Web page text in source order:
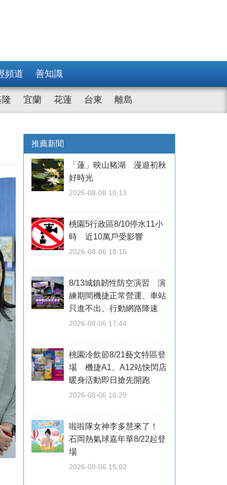
頻道 善知識
隆 宜蘭 花蓮 台東 離島
推薦新聞
「蓮」映山豬湖 漫遊初秋
好時光
2026-08-08 10:13
桃園5行政區8/10停水11小
時 近10萬戶受影響
2026-08-06 18:15
8/13城鎮韌性防空演習 演
練期間機捷正常營運、車站
只進不出、行動網路降速
2026-08-06 17:44
桃園冷飲節8/21藝文特區登
場 機捷A1、A12站快閃店
暖身活動即日搶先開跑
2026-08-06 16:29
啦啦隊女神李多慧來了！
石岡熱氣球嘉年華8/22起登
場
2026-08-06 15:02